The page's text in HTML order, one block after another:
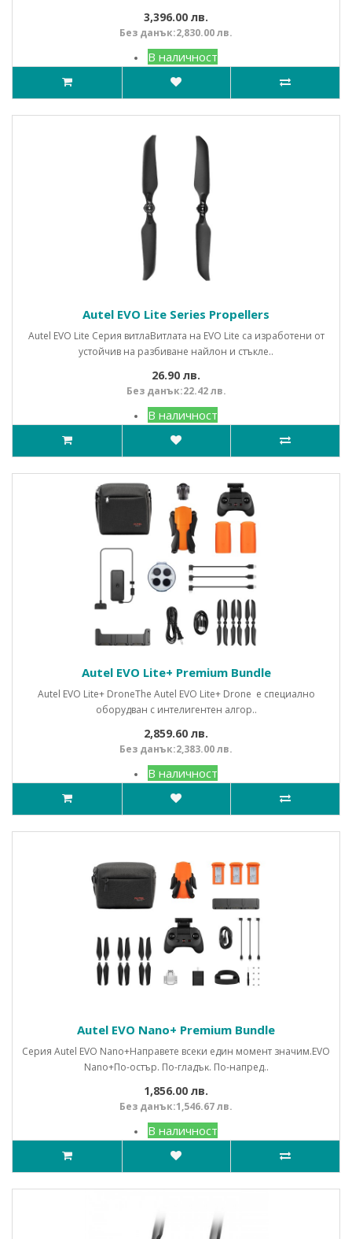
3,396.00 лв.
Без данък:2,830.00 лв.
В наличност
Autel EVO Lite Series Propellers
Autel EVO Lite Серия витлаВитлата на EVO Lite са изработени от
устойчив на разбиване найлон и стъкле..
26.90 лв.
Без данък:22.42 лв.
В наличност
Autel EVO Lite+ Premium Bundle
Autel EVO Lite+ DroneThe Autel EVO Lite+ Drone е специално
оборудван с интелигентен алгор..
2,859.60 лв.
Без данък:2,383.00 лв.
В наличност
Autel EVO Nano+ Premium Bundle
Серия Autel EVO Nano+Направете всеки един момент значим.ЕVО
Nаnо+Πo-ocтъp. Πo-глaдъĸ. Πo-нaпpeд..
1,856.00 лв.
Без данък:1,546.67 лв.
В наличност